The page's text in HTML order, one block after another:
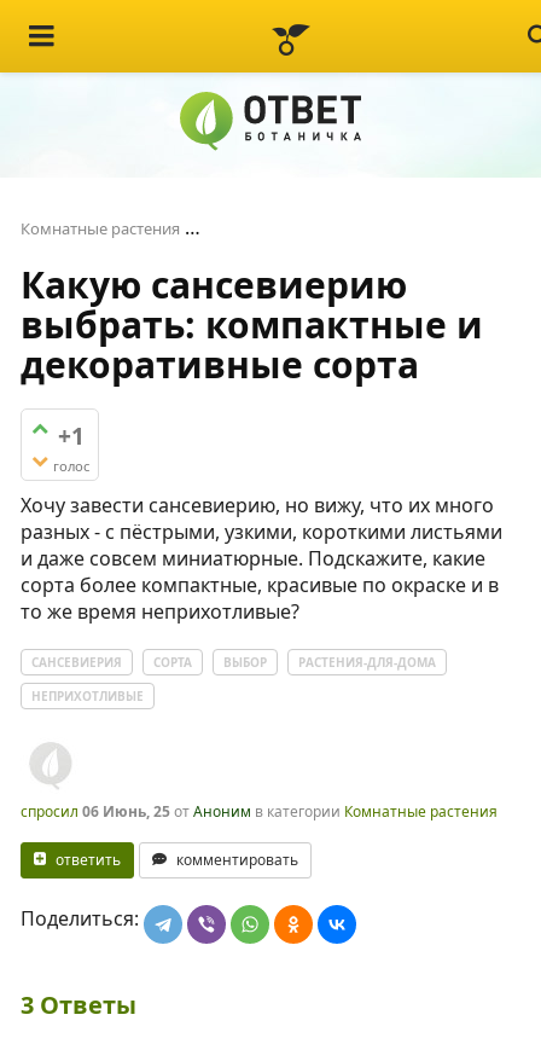
Комнатные растения
Какую сансевиерию
выбрать: компактные и
декоративные сорта
+1
голос
Хочу завести сансевиерию, но вижу, что их много
разных - с пёстрыми, узкими, короткими листьями
и даже совсем миниатюрные. Подскажите, какие
сорта более компактные, красивые по окраске и в
то же время неприхотливые?
САНСЕВИЕРИЯ СОРТА ВЫБОР
РАСТЕНИЯ-ДЛЯ-ДОМА
НЕПРИХОТЛИВЫЕ
спросил 06 Июнь, 25отАноним в категории Комнатные растения
ответить комментировать
Поделиться:
3 Ответы